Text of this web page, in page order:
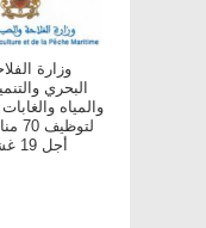
وزارة
البحري
والمياه
أجل 19 غشت 2026